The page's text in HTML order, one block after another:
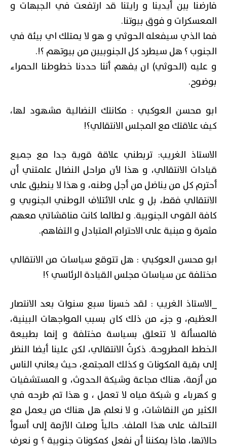
فارضنا بين أيدينا و رايتنا قد ارتفعت في الجبهات و
المعسكرات و فوق بيوتنا.
فما الذي سيفعله الحوثي و هو لا يمتلك اي بيئة في
الجنوب ؟ هل سيطرد كل الجنوبيين من بيوتهم ؟!.
و عليه (الحوثي) ان يفهم أننا حددنا خطوطنا الحمراء
بوضوح.
ابو محسن العوكبي : مكانتك النضالية مشهود لها،
كيف علاقتك مع المجلس الانتقالي؟!
الاستاذ الغريب: تربطني علاقة قوية جدا مع جميع
قيادات الانتقالي، و هذا لأن مراحل النضال علمتني أن
أحترم كل من يناضل من أجل وطنه، و هذا لا ينطبق على
الانتقالي فقط، بل و على الائتلاف الوطني الجنوبي و
كافة القوى الجنوبية. و لطالما كانت مناقشاتي معهم
مثمرة و مبنية على الاحترام المتبادل و التفاهم.
ابو محسن العوكبي : هل تتوقع سياسات من الانتقالي
مختلفة عن سياسات مجلس القيادة الرئاسي ؟!
_الاستاذ الغريب : لقد خسرنا سبع سنوات بعد الانتصار
العظيم، و جزء من ذلك كان بسبب المواجهات البينية،
فالمسألة لا تتعلق بسياسة مختلفة و إنما بطبيعة
الخطط المطروحة. ذكرتُ الانتقالي، لكن علينا أيضا النظر
إلى بقية المكونات و كذلك المجتمع، حيث يعاني الناس
من أزمة، هناك مجاعة وشيكة الحدوث، و المستشفيات
و كهرباء و شبكة مياه لا تعمل ، و هذا تم طرحه في
الكثير من النقاشات، و لا نعلم هل هناك من يعمل مع
التحالف على هذا الملف. حالياً وصلت الأزمة إلى أسوأ
حالاتها، ماذا يمكننا أن نفعل كمكونات جنوبية ؟ و نعرف